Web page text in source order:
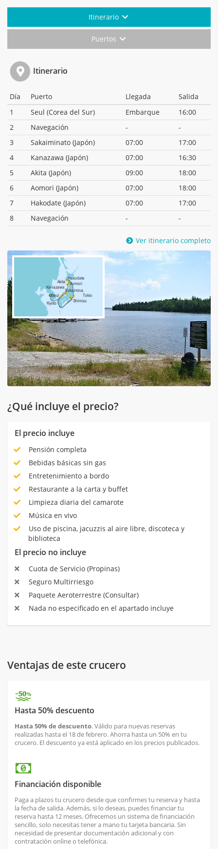
Itinerario
Puertos
Itinerario
Día Puerto Llegada
Salida
1
Seul (Corea del Sur) Embarque
16:00
2
Navegación -
-
3
Sakaiminato (Japón) 07:00
17:00
4
Kanazawa (Japón) 07:00
16:30
5
Akita (Japón) 09:00
18:00
6
Aomori (Japón) 07:00
18:00
7
Hakodate (Japón) 07:00
17:00
8
Navegación - -
Ver itinerario completo
¿Qué incluye el precio?
El precio incluye
Pensión completa
Bebidas básicas sin gas
Entretenimiento a bordo
Restaurante a la carta y buffet
Limpieza diaria del camarote
Música en vivo
Uso de piscina, jacuzzis al aire libre, discoteca y
biblioteca
El precio no incluye
Cuota de Servicio (Propinas)
Seguro Multirriesgo
Paquete Aeroterrestre (Consultar)
Nada no especificado en el apartado incluye
Ventajas de este crucero
Hasta 50% descuento
Hasta 50% de descuento. Válido para nuevas reservas
realizadas hasta el 18 de febrero. Ahorra hasta un 50% en tu
crucero. El descuento ya está aplicado en los precios publicados.
Financiación disponible
Paga a plazos tu crucero desde que confirmes tu reserva y hasta
la fecha de salida. Además, si lo deseas, puedes financiar tu
reserva hasta 12 meses. Ofrecemos un sistema de financiación
sencillo, solo necesitas tener a mano tu tarjeta bancaria. Sin
necesidad de presentar documentación adicional y con
contratación online o telefónica.